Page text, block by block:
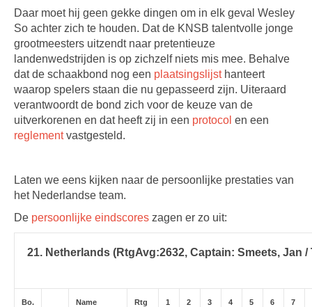
Daar moet hij geen gekke dingen om in elk geval Wesley
So achter zich te houden. Dat de KNSB talentvolle jonge
grootmeesters uitzendt naar pretentieuze
landenwedstrijden is op zichzelf niets mis mee. Behalve
dat de schaakbond nog een plaatsingslijsthanteert
waarop spelers staan die nu gepasseerd zijn. Uiteraard
verantwoordt de bond zich voor de keuze van de
uitverkorenen en dat heeft zij in een protocol en een
reglementvastgesteld.
Laten we eens kijken naar de persoonlijke prestaties van
het Nederlandse team.
De persoonlijke eindscores zagen er zo uit:
21. Netherlands (RtgAvg:2632, Captain: Smeets, Jan /
Bo. Name Rtg 1 2 3 4 5 6 7